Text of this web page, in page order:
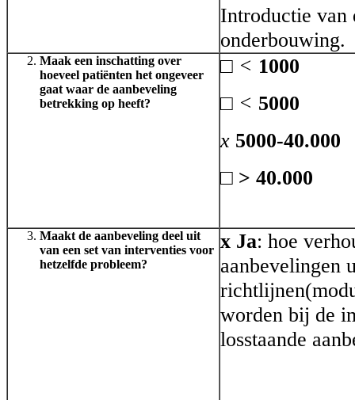
Introductie van
onderbouwing.
Maak een inschatting over
hoeveel patiënten het ongeveer
gaat waar de aanbeveling
betrekking op heeft?
□ < 1000
□ < 5000
x 5000-40.000
□ > 40.000
Maakt de aanbeveling deel uit
van een set van interventies voor
hetzelfde probleem?
x Ja: hoe
aanbevelingen
worden bij de
losstaande